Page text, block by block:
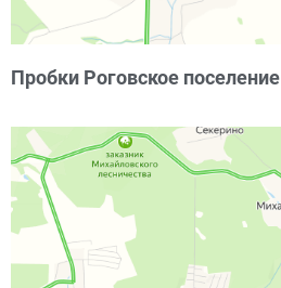
Пробки Роговское поселение